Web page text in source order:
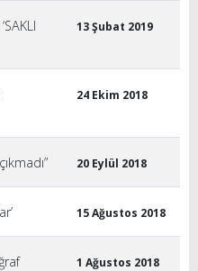
13 Şubat 2019
24 Ekim 2018
20 Eylül 2018
15 Ağustos 2018
1 Ağustos 2018